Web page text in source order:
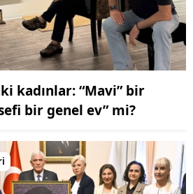
kadınlar: “Mavi” bir
bir genel ev” mi?